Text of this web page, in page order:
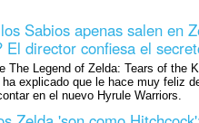
Sabios apenas salen en
El director confiesa el
The Legend of Zelda: Tears of the
ha explicado que le hace muy feliz
en el nuevo Hyrule Warriors.